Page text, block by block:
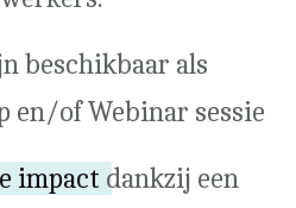
beschikbaar als
en/of Webinar sessie
impact dankzij een